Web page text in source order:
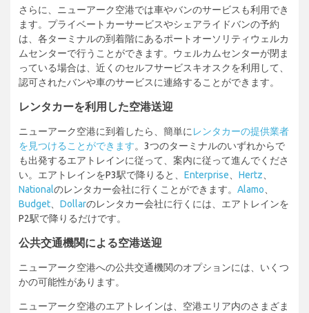
さらに、ニューアーク空港では車やバンのサービスも利用でき
ます。プライベートカーサービスやシェアライドバンの予約
は、各ターミナルの到着階にあるポートオーソリティウェルカ
ムセンターで行うことができます。ウェルカムセンターが閉ま
っている場合は、近くのセルフサービスキオスクを利用して、
認可されたバンや車のサービスに連絡することができます。
レンタカーを利用した空港送迎
ニューアーク空港に到着したら、簡単に レンタカーの提供業者
を見つけることができます。3つのターミナルのいずれからで
も出発するエアトレインに従って、案内に従って進んでくださ
い。エアトレインをP3駅で降りると、 Enterprise Hertz
Nationalのレンタカー会社に行くことができます。 Alamo
Budget
Dollarのレンタカー会社に行くには、エアトレインを
P2駅で降りるだけです。
公共交通機関による空港送迎
ニューアーク空港への公共交通機関のオプションには、いくつ
かの可能性があります。
ニューアーク空港のエアトレインは、空港エリア内のさまざま